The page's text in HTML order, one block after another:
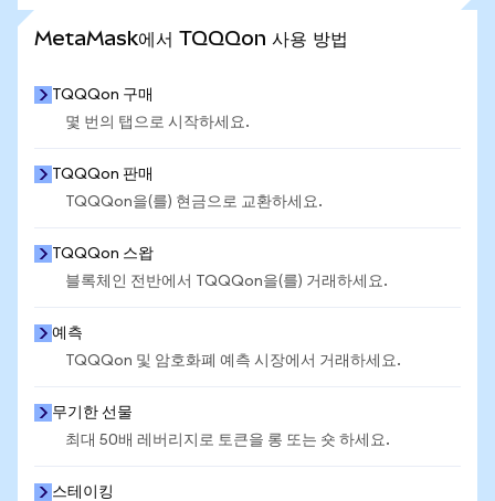
MetaMask에서 TQQQon 사용 방법
TQQQon 구매
몇 번의 탭으로 시작하세요.
TQQQon 판매
TQQQon을(를) 현금으로 교환하세요.
TQQQon 스왑
블록체인 전반에서 TQQQon을(를) 거래하세요.
예측
TQQQon 및 암호화폐 예측 시장에서 거래하세요.
무기한 선물
최대 50배 레버리지로 토큰을 롱 또는 숏 하세요.
스테이킹